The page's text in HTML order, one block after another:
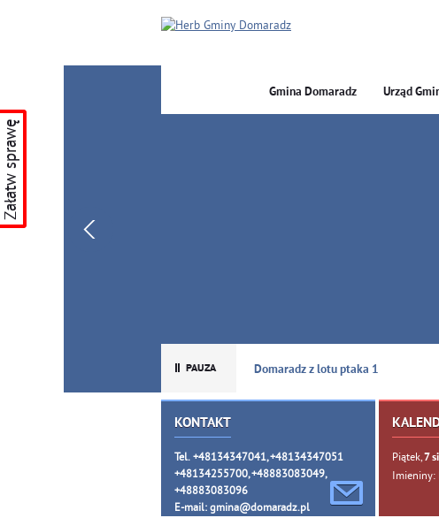
Gmina Domaradz Urząd
Domaradz z lotu ptaka 1
KONTAKT
Tel. +48134347041, +48134347051
+48134255700, +48883083049,
+48883083096
E-mail: gmina@domaradz.pl
Piątek, 7
Imieniny:
Załatw sprawę